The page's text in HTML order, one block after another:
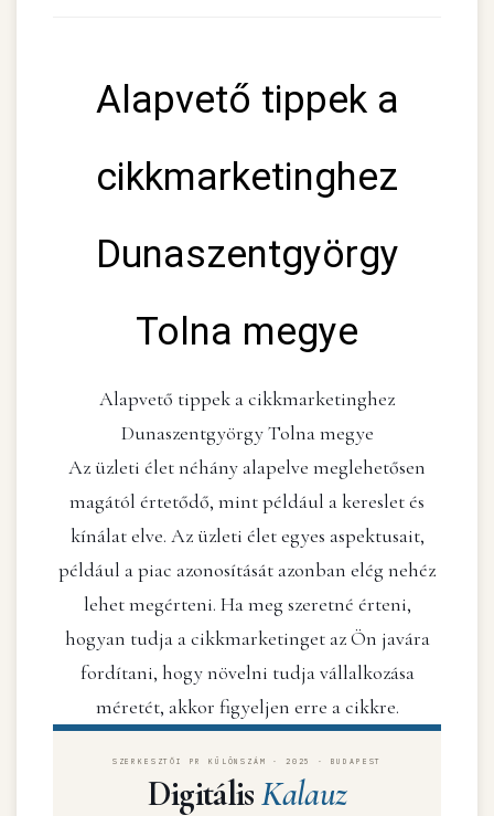
Alapvető tippek a
cikkmarketinghez
Dunaszentgyörgy
Tolna megye
Alapvető tippek a cikkmarketinghez
Dunaszentgyörgy Tolna megye
Az üzleti élet néhány alapelve meglehetősen
magától értetődő, mint például a kereslet és
kínálat elve. Az üzleti élet egyes aspektusait,
például a piac azonosítását azonban elég nehéz
lehet megérteni. Ha meg szeretné érteni,
hogyan tudja a cikkmarketinget az Ön javára
fordítani, hogy növelni tudja vállalkozása
méretét, akkor figyeljen erre a cikkre.
SZERKESZTŐI PR KÜLÖNSZÁM · 2025 · BUDAPEST
DigitálisKalauz